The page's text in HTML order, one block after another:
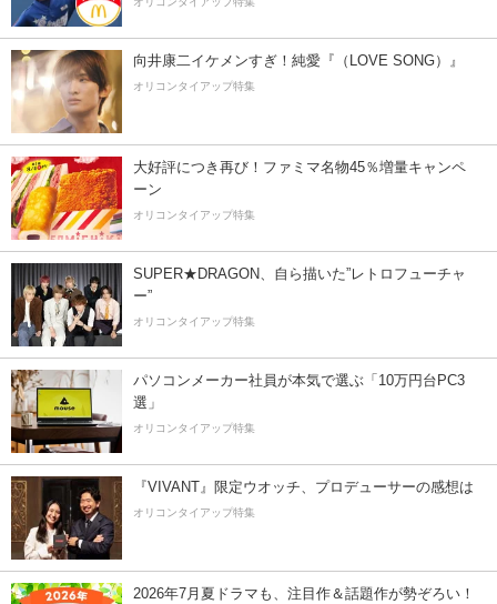
向井康二イケメンすぎ！純愛『（LOVE SONG）』
オリコンタイアップ特集
大好評につき再び！ファミマ名物45％増量キャンペ
ーン
オリコンタイアップ特集
SUPER★DRAGON、自ら描いた”レトロフューチャ
ー”
オリコンタイアップ特集
パソコンメーカー社員が本気で選ぶ「10万円台PC3
選」
オリコンタイアップ特集
『VIVANT』限定ウオッチ、プロデューサーの感想は
オリコンタイアップ特集
2026年7月夏ドラマも、注目作＆話題作が勢ぞろい！